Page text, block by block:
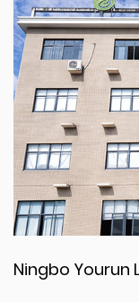
Ningbo Yourun